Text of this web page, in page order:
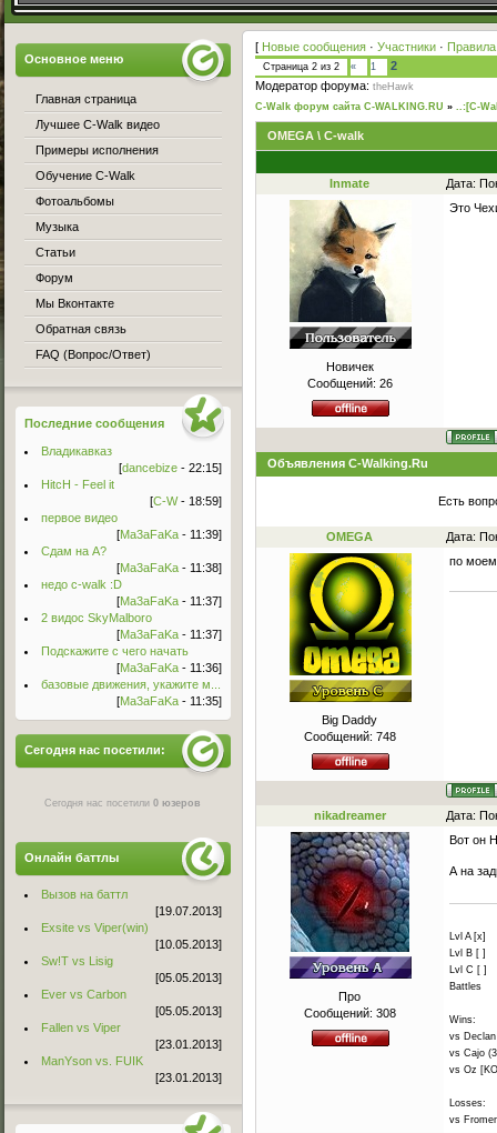
[ Новые сообщения · Участники ·
Страница 2 из 2 « 1
2
Модератор форума: theHawk
C-Walk форум сайта C-WALKING.RU » ..:[C-
OMEGA \ C-walk
Inmate Дата:
Новичек
Сообщений: 26
Это
Объявления C-Walking.Ru
Есть
OMEGA Дата:
Big Daddy
Сообщений: 748
по
nikadreamer Дата:
Про
Сообщений: 308
Вот он
А на
Lvl A [x]
Lvl B [ ]
Lvl C [ ]
Battles
Wins:
vs
vs Cajo
vs Oz
Losses:
vs
Основное меню
Главная страница
Лучшее C-Walk видео
Примеры исполнения
Обучение C-Walk
Фотоальбомы
Музыка
Статьи
Форум
Мы Вконтакте
Обратная связь
FAQ (Вопрос/Ответ)
Последние сообщения
Владикавказ
[dancebize - 22:15]
HitcH - Feel it
[C-W- 18:59]
первое видео
[Ma3aFaKa - 11:39]
Сдам на А?
[Ma3aFaKa - 11:38]
недо c-walk :D
[Ma3aFaKa - 11:37]
2 видос SkyMalboro
[Ma3aFaKa - 11:37]
Подскажите с чего начать
[Ma3aFaKa - 11:36]
базовые движения, укажите м...
[Ma3aFaKa - 11:35]
Сегодня нас посетили:
Сегодня нас посетили0 юзеров
Онлайн баттлы
Вызов на баттл
[19.07.2013]
Exsite vs Viper(win)
[10.05.2013]
Sw!T vs Lisig
[05.05.2013]
Ever vs Carbon
[05.05.2013]
Fallen vs Viper
[23.01.2013]
ManYson vs. FUIK
[23.01.2013]